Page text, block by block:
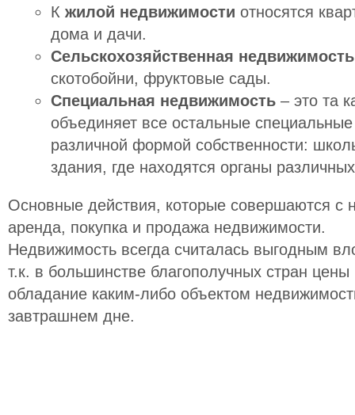
К жилой недвижимости относятся
дома и дачи.
Сельскохозяйственная недвижимость
скотобойни, фруктовые сады.
Специальная недвижимость– это та
объединяет все остальные
различной формой собственности:
здания, где находятся органы
Основные действия, которые совершаются с
аренда, покупка и продажа недвижимости.
Недвижимость всегда считалась выгодным
т.к. в большинстве благополучных стран
обладание каким-либо объектом
завтрашнем дне.